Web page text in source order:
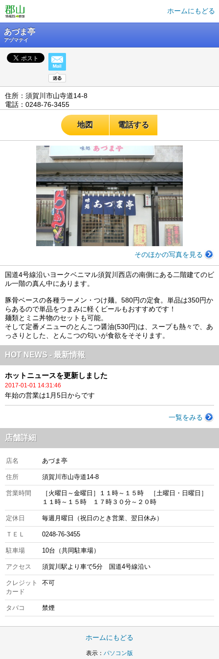
ホームにもどる
あづま亭
アヅマテイ
住所：須賀川市山寺道14-8
電話：0248-76-3455
地図 電話する
そのほかの写真を見る
国道4号線沿いヨークベニマル須賀川西店の南側にある二階建てのビ
ル一階の真ん中にあります。
豚骨ベースの各種ラーメン・つけ麺。580円の定食。単品は350円か
らあるので単品をつまみに軽くビールもおすすめです！
麺類とミニ丼物のセットも可能。
そして定番メニューのとんこつ醤油(530円)は、スープも熱々で、あ
っさりとした、とんこつの匂いが食欲をそそります。
HOT NEWS - 最新情報
ホットニュースを更新しました
2017-01-01 14:31:46
年始の営業は1月5日からです
一覧をみる
店舗詳細
店名 あづま亭
住所 須賀川市山寺道14-8
営業時間
［火曜日～金曜日］１１時～１５時 ［土曜日・日曜日］
１１時～１５時 １７時３０分～２０時
定休日 毎週月曜日（祝日のとき営業、翌日休み）
ＴＥＬ 0248-76-3455
駐車場 10台（共同駐車場）
アクセス 須賀川駅より車で5分 国道4号線沿い
クレジット
カード
不可
タバコ 禁煙
ホームにもどる
表示： パソコン版